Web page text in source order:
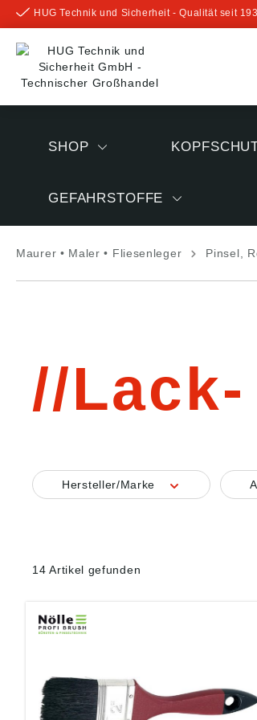
springen
HUG Technik und Sicherheit - Qualität seit
SHOP
GEFAHRSTOFFE
Maurer • Maler • Fliesenleger Pinsel,
Hersteller/Marke
14 Artikel gefunden